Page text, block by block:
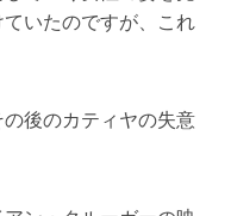
いたのですが、これ
後のカティヤの失意